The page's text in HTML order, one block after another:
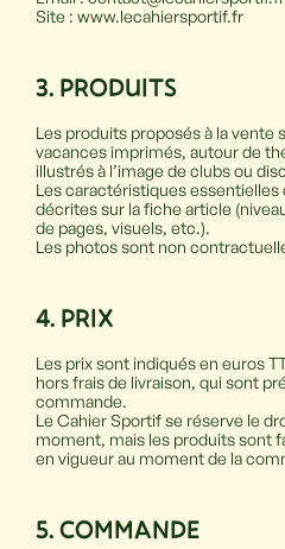
Site : www.lecahiersportif.fr
3. PRODUITS
Les produits proposés à la vente
vacances imprimés, autour de
illustrés à l’image de clubs ou
Les caractéristiques
décrites sur la fiche article
de pages, visuels, etc.).
Les photos sont non
4. PRIX
Les prix sont indiqués en euros
hors frais de livraison, qui sont
commande.
Le Cahier Sportif se réserve le
moment, mais les produits sont
en vigueur au moment de la
5. COMMANDE